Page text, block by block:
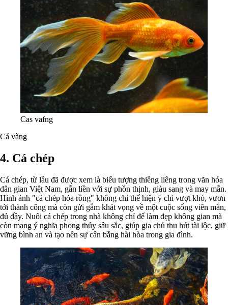
Cas vafng
Cá vàng
4. Cá chép
Cá chép, từ lâu đã được xem là biểu tượng thiêng liêng trong văn hóa
dân gian Việt Nam, gắn liền với sự phồn thịnh, giàu sang và may mắn.
Hình ảnh "cá chép hóa rồng" không chỉ thể hiện ý chí vượt khó, vươn
tới thành công mà còn gửi gắm khát vọng về một cuộc sống viên mãn,
đủ đầy. Nuôi cá chép trong nhà không chỉ để làm đẹp không gian mà
còn mang ý nghĩa phong thủy sâu sắc, giúp gia chủ thu hút tài lộc, giữ
vững bình an và tạo nên sự cân bằng hài hòa trong gia đình.